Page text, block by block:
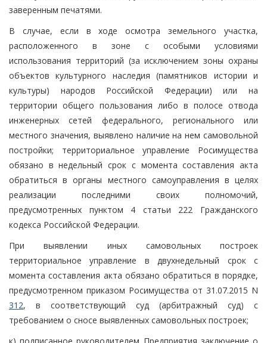
заверенным печатями.
В случае, если в ходе осмотра земельного участка,
расположенного в зоне с особыми условиями
использования территорий (за исключением зоны охраны
объектов культурного наследия (памятников истории и
культуры) народов Российской Федерации) или на
территории общего пользования либо в полосе отвода
инженерных сетей федерального, регионального или
местного значения, выявлено наличие на нем самовольной
постройки; территориальное управление Росимущества
обязано в недельный срок с момента составления акта
обратиться в органы местного самоуправления в целях
реализации последними своих полномочий,
предусмотренных пунктом 4 статьи 222 Гражданского
кодекса Российской Федерации.
При выявлении иных самовольных построек
территориальное управление в двухнедельный срок с
момента составления акта обязано обратиться в порядке,
предусмотренном приказом Росимущества от 31.07.2015 N
312, в соответствующий суд (арбитражный суд) с
требованием о сносе выявленных самовольных построек;